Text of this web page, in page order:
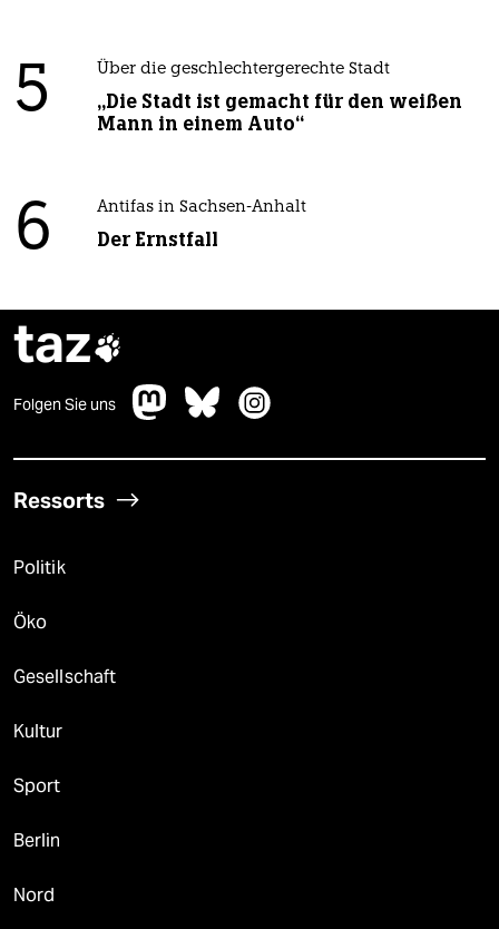
5 Über die geschlechtergerechte Stadt
„Die Stadt ist gemacht für den weißen
Mann in einem Auto“
6 Antifas in Sachsen-Anhalt
Der Ernstfall
taz
Folgen Sie uns
Ressorts
Politik
Öko
Gesellschaft
Kultur
Sport
Berlin
Nord